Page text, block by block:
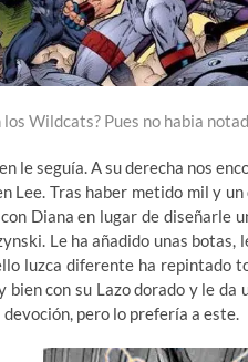
los Wildcats? Pues no habia
le seguía. A su derecha nos
Lee. Tras haber metido mil y
Diana en lugar de diseñarle
Le ha añadido unas botas,
luzca diferente ha repintado
con su Lazo dorado y le da
pero lo prefería a este.